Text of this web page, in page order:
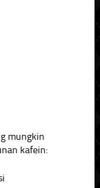
mungkin
kafein: